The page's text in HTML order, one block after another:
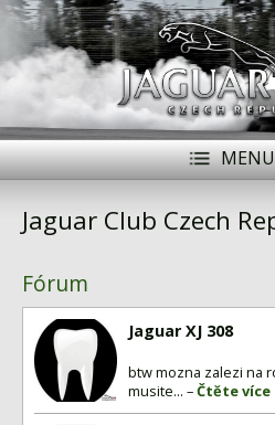
MENU
Registrace
Historie
Modely Jaguar
Členové
Naše vozy
Jaguar Club Czech
Fórum
Jaguar XJ 308
btw mozna zalezi na
musite... –Čtěte více